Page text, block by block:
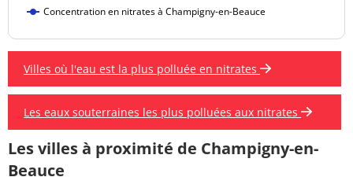
Concentration en nitrates à Champigny-en-Beauce
Villes où l'eau est la plus polluée en nitrates
Les eaux souterraines les plus polluées aux nitrates
Les villes à proximité de Champigny-en-
Beauce